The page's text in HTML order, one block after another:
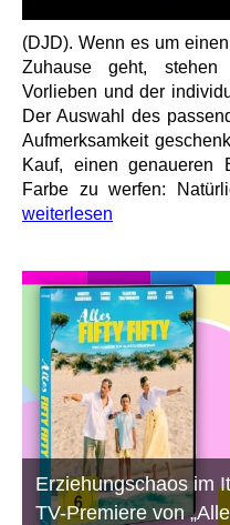
(DJD). Wenn es um
Zuhause geht, stehen
Vorlieben und der
Der Auswahl des
Aufmerksamkeit
Kauf, einen genaueren
Farbe zu werfen:
weiterlesen
Erziehungschaos im
TV-Premiere von